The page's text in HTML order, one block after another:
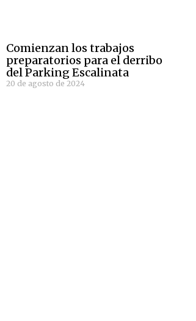
Comienzan los trabajos
preparatorios para el derribo
del Parking Escalinata
20 de agosto de 2024